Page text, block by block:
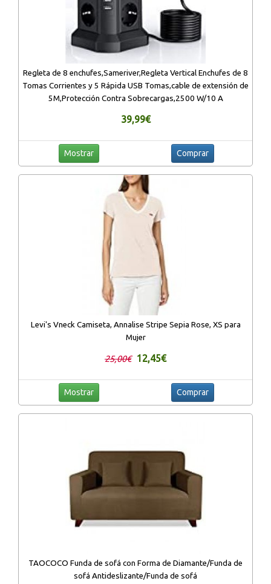
Regleta de 8 enchufes,Sameriver,Regleta Vertical Enchufes de 8
Tomas Corrientes y 5 Rápida USB Tomas,cable de extensión de
5M,Protección Contra Sobrecargas,2500 W/10 A
39,99€
Mostrar Comprar
Levi's Vneck Camiseta, Annalise Stripe Sepia Rose, XS para
Mujer
25,00€ 12,45€
Mostrar Comprar
TAOCOCO Funda de sofá con Forma de Diamante/Funda de
sofá Antideslizante/Funda de sofá